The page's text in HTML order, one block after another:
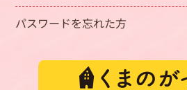
パスワードを忘れた方